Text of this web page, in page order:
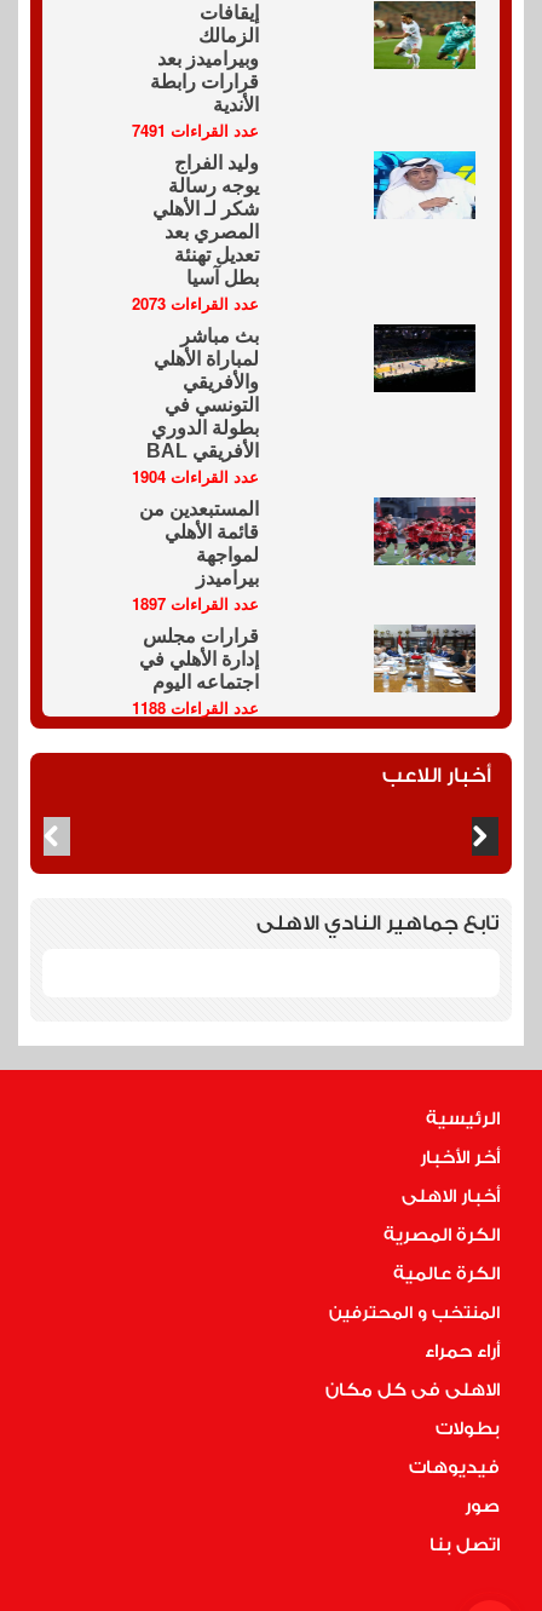
إيقافات
الزمالك
وبيراميدز بعد
قرارات رابطة
الأندية
عدد القراءات 7491
وليد الفراج
يوجه رسالة
شكر لـ الأهلي
المصري بعد
تعديل تهنئة
بطل آسيا
عدد القراءات 2073
بث مباشر
لمباراة الأهلي
والأفريقي
التونسي في
بطولة الدوري
الأفريقي BAL
عدد القراءات 1904
المستبعدين من
قائمة الأهلي
لمواجهة
بيراميدز
عدد القراءات 1897
قرارات مجلس
إدارة الأهلي في
اجتماعه اليوم
عدد القراءات 1188
أخبار اللاعب
تابع جماهير النادي الاهلى
الرئيسية
أخر الأخبار
أخبار الاهلى
الكرة المصرية
الكرة عالمية
المنتخب و المحترفين
أراء حمراء
الاهلى فى كل مكان
بطولات
فيديوهات
صور
اتصل بنا